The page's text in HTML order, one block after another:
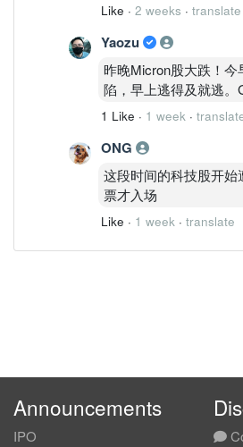
Like · 2 weeks · translate
Yaozu
昨晚Micron股大跌！今
陷，早上逃得及就逃。
1 Like · 1 week ·
ONG
这段时间的科技股开始
票才入场
Like · 1 week · translate
Announcements
IPO